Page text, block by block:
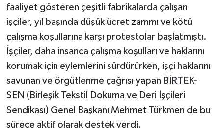
faaliyet gösteren çeşitli fabrikalarda çalışan
işçiler, yıl başında düşük ücret zammı ve kötü
çalışma koşullarına karşı protestolar başlatmıştı.
İşçiler, daha insanca çalışma koşulları ve haklarını
korumak için eylemlerini sürdürürken, işçi haklarını
savunan ve örgütlenme çağrısı yapan BİRTEK-
SEN (Birleşik Tekstil Dokuma ve Deri İşçileri
Sendikası) Genel Başkanı Mehmet Türkmen de bu
sürece aktif olarak destek verdi.
Türkiye
Yaşam
Yeme-İçme
Yemek